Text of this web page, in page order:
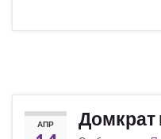
АПР Домкрат